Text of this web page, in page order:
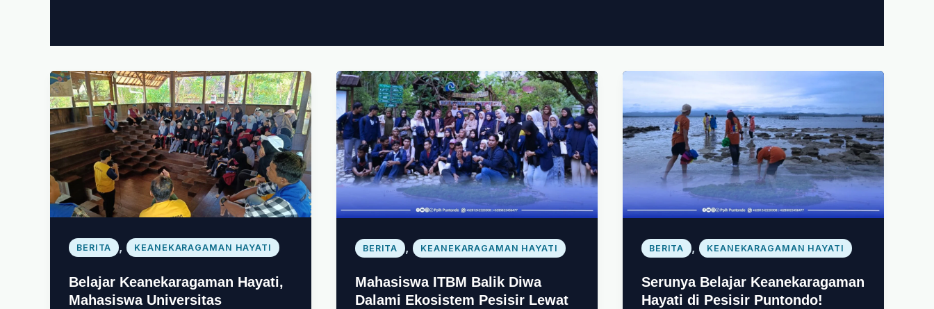
BERITA , KEANEKARAGAMAN HAYATI
Belajar Keanekaragaman Hayati,
Mahasiswa Universitas
BERITA , KEANEKARAGAMAN HAYATI
Mahasiswa ITBM Balik Diwa
Dalami Ekosistem Pesisir Lewat
BERITA , KEANEKARAGAMAN HAYATI
Serunya Belajar Keanekaragaman
Hayati di Pesisir Puntondo!